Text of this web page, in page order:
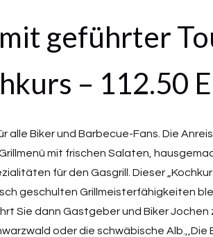
geführter
– 112.50
alle Biker und Barbecue-Fans. Die
mit frischen Salaten,
für den Gasgrill. Dieser
geschulten Grillmeisterfähigkeiten
Sie dann Gastgeber und Biker Jochen
oder die schwäbische Alb.,,Die